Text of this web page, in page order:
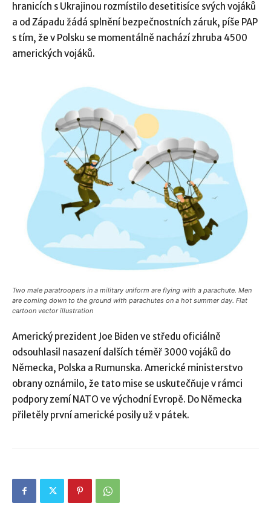
hranicích s Ukrajinou rozmístilo desetitisíce svých vojáků
a od Západu žádá splnění bezpečnostních záruk, píše PAP
s tím, že v Polsku se momentálně nachází zhruba 4500
amerických vojáků.
Two male paratroopers in a military uniform are flying with a parachute. Men
are coming down to the ground with parachutes on a hot summer day. Flat
cartoon vector illustration
Americký prezident Joe Biden ve středu oficiálně
odsouhlasil nasazení dalších téměř 3000 vojáků do
Německa, Polska a Rumunska. Americké ministerstvo
obrany oznámilo, že tato mise se uskutečňuje v rámci
podpory zemí NATO ve východní Evropě. Do Německa
přiletěly první americké posily už v pátek.